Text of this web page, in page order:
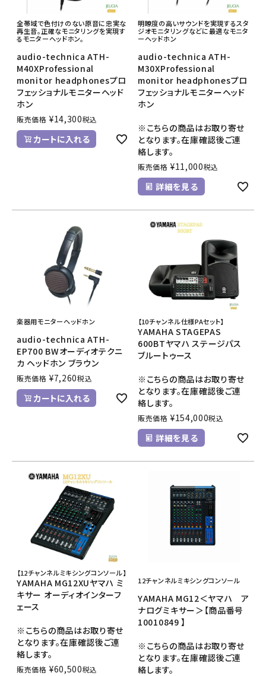
全帯域で色付けのない原音に忠実な
再生音。正確なモニタリングを実現す
るモニターヘッドホン。
audio-technica ATH-
M40XProfessional
monitor headphonesプロ
フェッショナルモニターヘッド
ホン
販売価格 ¥14,300税込
カートに入れる
明瞭度の高いサウンドを実現するスタ
ジオモニタリングなどに最適なモニタ
ーヘッドホン
audio-technica ATH-
M30XProfessional
monitor headphonesプロ
フェッショナルモニターヘッド
ホン
※こちらの商品はお取り寄せ
となります。在庫確認後ご連
絡します。
販売価格 ¥11,000税込
詳細を見る
楽器用モニターヘッドホン
audio-technica ATH-
EP700 BWオーディオテクニ
カ ヘッドホン ブラウン
販売価格 ¥7,260税込
カートに入れる
【10チャンネル仕様PAセット】
YAMAHA STAGEPAS
600BTヤマハ ステージパス
ブルートゥース
※こちらの商品はお取り寄せ
となります。在庫確認後ご連
絡します。
販売価格 ¥154,000税込
詳細を見る
【12チャンネルミキシングコンソール】
YAMAHA MG12XUヤマハ ミ
キサー オーディオインターフ
ェース
※こちらの商品はお取り寄せ
となります。在庫確認後ご連
絡します。
販売価格 ¥60,500税込
12チャンネルミキシングコンソール
YAMAHA MG12＜ヤマハ ア
ナログミキサー＞【商品番号
10010849 】
※こちらの商品はお取り寄せ
となります。在庫確認後ご連
絡します。